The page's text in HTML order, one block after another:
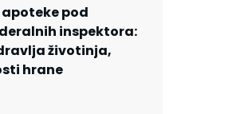
pod
inspektora:
životinja,
hrane